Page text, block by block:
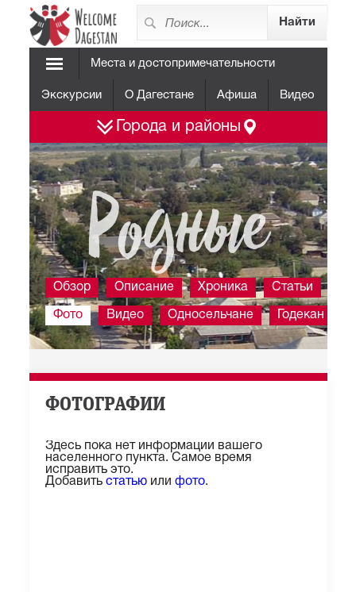
Места и достопримечательности
Экскурсии О Дагестане Афиша Видео
Города и районы
Родные
Обзор Описание Хроника Статьи
Фото Видео Односельчане Годекан
ФОТОГРАФИИ
Здесь пока нет информации вашего
населенного пункта. Самое время
исправить это.
Добавить статьюили фото.